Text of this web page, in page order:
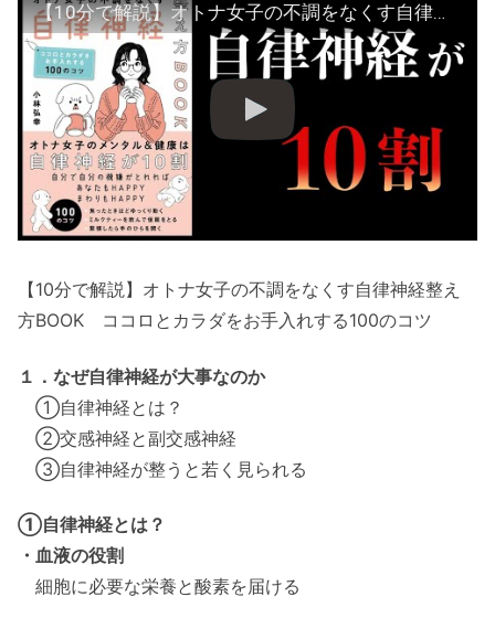
【10分で解説】オトナ女子の不調をなくす自律神経整え方BOOK ココロとカラダをお手入れする100のコツ
【10分で解説】オトナ女子の不調をなくす自律神経整え
方BOOK ココロとカラダをお手入れする100のコツ
１．なぜ自律神経が大事なのか
①自律神経とは？
②交感神経と副交感神経
③自律神経が整うと若く見られる
①自律神経とは？
・血液の役割
細胞に必要な栄養と酸素を届ける